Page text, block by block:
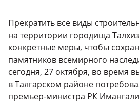
Прекратить все виды
на территории городища
конкретные меры, чтобы
памятников всемирного
сегодня, 27 октября, во время
в Талгарском районе
премьер-министра РК